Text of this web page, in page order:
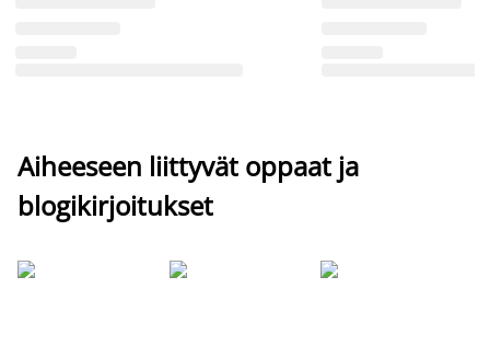
Aiheeseen liittyvät oppaat ja
blogikirjoitukset